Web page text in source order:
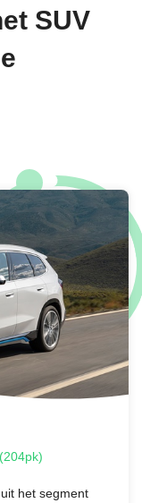
het segment